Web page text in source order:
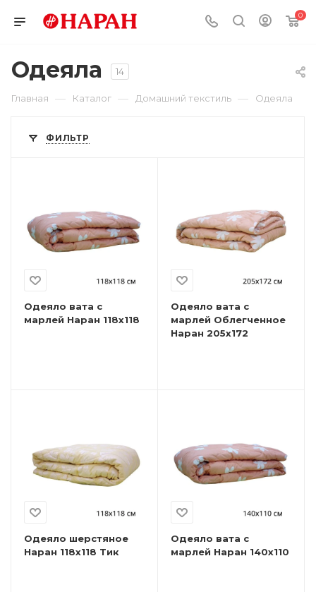
0
Одеяла 14
Главная — Каталог — Домашний текстиль — Одеяла
ФИЛЬТР
Одеяло вата с
марлей Наран 118х118
Одеяло вата с
марлей Облегченное
Наран 205х172
Одеяло шерстяное
Наран 118х118 Тик
Одеяло вата с
марлей Наран 140х110